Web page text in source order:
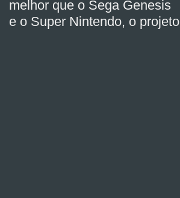
melhor que o Sega Genesis
e o Super Nintendo, o projeto